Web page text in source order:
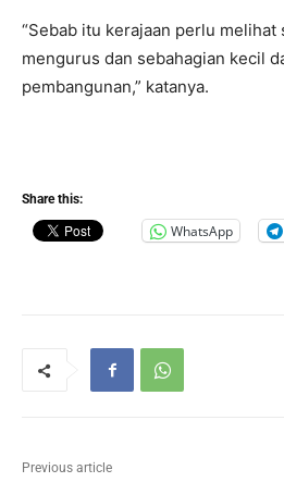
“Sebab itu kerajaan perlu melihat
mengurus dan sebahagian kecil
pembangunan,” katanya.
Share this:
WhatsApp
Previous article